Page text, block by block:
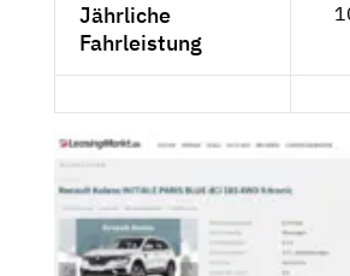
Jährliche
Fahrleistung